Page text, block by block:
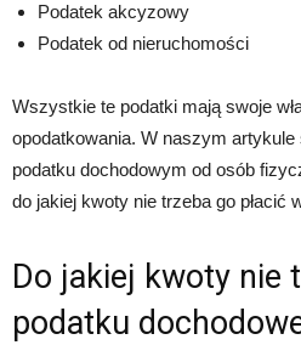
Podatek akcyzowy
Podatek od nieruchomości
Wszystkie te podatki mają swoje
opodatkowania. W naszym
podatku dochodowym od osób
do jakiej kwoty nie trzeba go płacić
Do jakiej kwoty nie
podatku